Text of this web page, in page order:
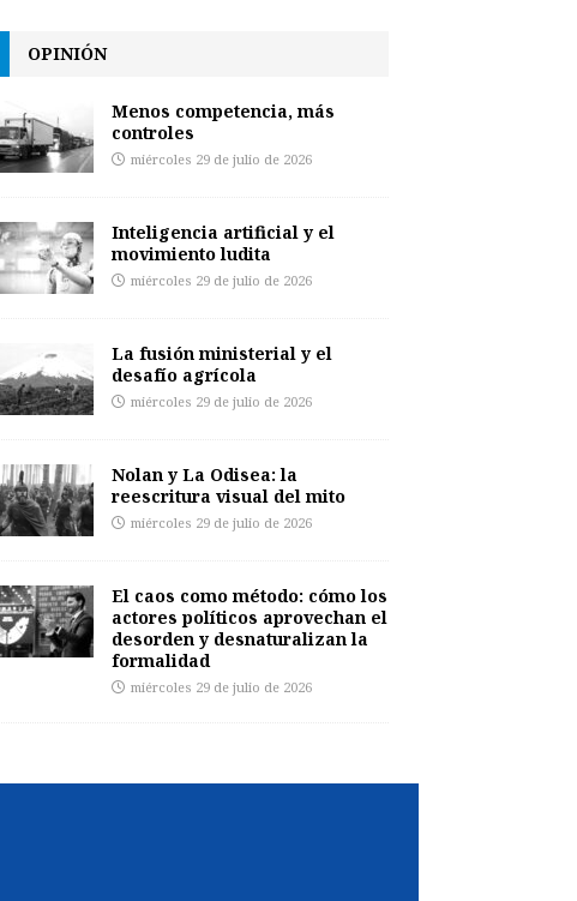
OPINIÓN
Menos competencia, más
controles
miércoles 29 de julio de 2026
Inteligencia artificial y el
movimiento ludita
miércoles 29 de julio de 2026
La fusión ministerial y el
desafío agrícola
miércoles 29 de julio de 2026
Nolan y La Odisea: la
reescritura visual del mito
miércoles 29 de julio de 2026
El caos como método: cómo los
actores políticos aprovechan el
desorden y desnaturalizan la
formalidad
miércoles 29 de julio de 2026